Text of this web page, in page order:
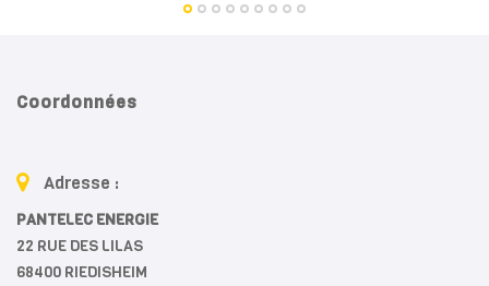
Coordonnées
Adresse :
PANTELEC ENERGIE
22 RUE DES LILAS
68400 RIEDISHEIM